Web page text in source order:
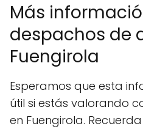
Más
despachos de
Fuengirola
Esperamos que esta
útil si estás valorando
en Fuengirola.